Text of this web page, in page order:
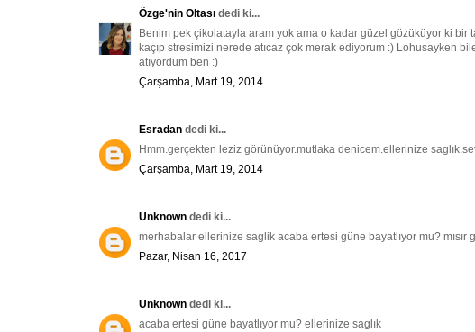
Özge'nin Oltası dedi ki...
Benim pek çikolatayla aram yok ama o kadar güzel gözüküyor ki bir
kaçıp stresimizi nerede atıcaz çok merak ediyorum :) Lohusayken
atıyordum ben :)
Çarşamba, Mart 19, 2014
Esradan dedi ki...
Hmm.gerçekten leziz görünüyor.mutlaka denicem.ellerinize
Çarşamba, Mart 19, 2014
Unknown dedi ki...
merhabalar ellerinize saglik acaba ertesi güne bayatlıyor mu? mısır
Pazar, Nisan 16, 2017
Unknown dedi ki...
acaba ertesi güne bayatlıyor mu? ellerinize saglık